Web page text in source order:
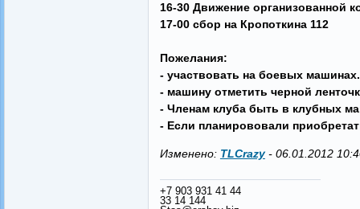
16-30 Движение организованной
17-00 сбор на Кропоткина 112
Пожелания:
- участвовать на боевых машинах.
- машину отметить черной
- Членам клуба быть в клубных
- Если планирововали
Изменено: TLCrazy- 06.01.2012
+7 903 931 41 44
33 14 144